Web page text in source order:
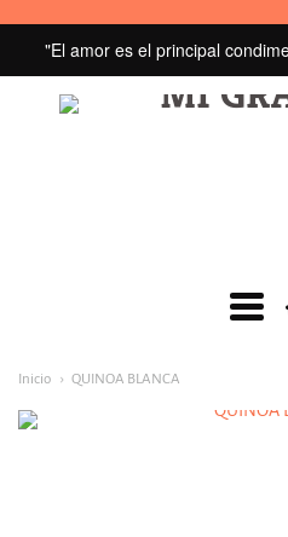
"El amor es el principal
MI
Menú
principal
Inicio QUINOA BLANCA